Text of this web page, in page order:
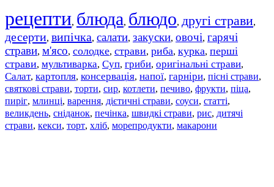
рецепти, блюда, блюдо, другі страви,
десерти, випічка, салати, закуски, овочі, гарячі
страви, м'ясо, солодке, страви, риба, курка, перші
страви, мультиварка, Суп, гриби, оригінальні страви,
Салат, картопля, консервація, напої, гарніри, пісні страви,
святкові страви, торти, сир, котлети, печиво, фрукти, піца,
пиріг, млинці, варення, дієтичні страви, соуси, статті,
великдень, сніданок, печінка, швидкі страви, рис, дитячі
страви, кекси, торт, хліб, морепродукти, макарони